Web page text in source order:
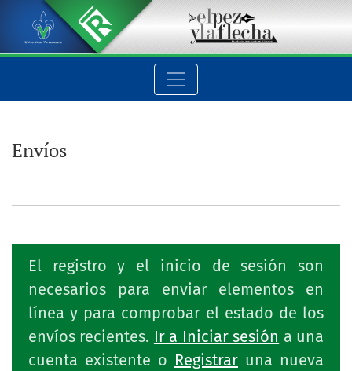
Envíos
El registro y el inicio de sesión son
necesarios para enviar elementos en
línea y para comprobar el estado de los
envíos recientes. Ir a Iniciar sesión a una
cuenta existente o Registrar una nueva